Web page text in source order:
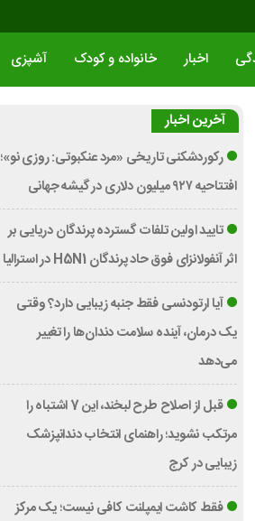
اخبار خانواده و کودک آشپزی
آخرین اخبار
رکوردشکنی تاریخی «مرد عنکبوتی: روزی نو»؛
افتتاحیه ۹۲۷ میلیون دلاری در گیشه جهانی
تایید اولین تلفات گسترده پرندگان دریایی بر
اثر آنفولانزای فوق حاد پرندگان H5N1 در استرالیا
آیا ارتودنسی فقط جنبه زیبایی دارد؟ وقتی
یک درمان، آینده سلامت دندان‌ها را تغییر
می‌دهد
قبل از اصلاح طرح لبخند، این 7 اشتباه را
مرتکب نشوید؛ راهنمای انتخاب دندانپزشک
زیبایی در کرج
فقط کاشت ایمپلنت کافی نیست؛ یک مرکز